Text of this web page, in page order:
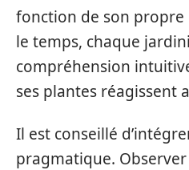
fonction de son propre
le temps, chaque
compréhension
ses plantes réagissent
Il est conseillé
pragmatique.